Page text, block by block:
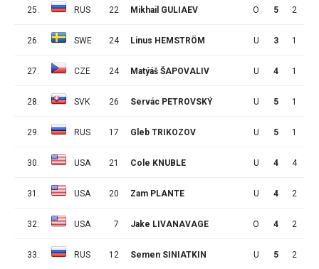
25. RUS 22 Mikhail GULIAEV O 5 2
26. SWE 24 Linus HEMSTRÖM U 3 1
27. CZE 24 Matýáš ŠAPOVALIV U 4 1
28. SVK 26 Servác PETROVSKÝ U 5 1
29. RUS 17 Gleb TRIKOZOV U 5 1
30. USA 21 Cole KNUBLE U 4 4
31. USA 20 Zam PLANTE U 4 2
32. USA 7 Jake LIVANAVAGE O 4 2
33. RUS 12 Semen SINIATKIN U 5 2